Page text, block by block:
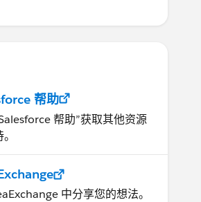
帮助
帮助”获取其他资源
中分享您的想法。